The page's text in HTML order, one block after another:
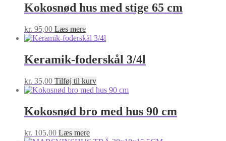
Kokosnød hus med stige 65 cm
kr. 95,00 Læs mere
Keramik-foderskål 3/4l
kr. 35,00 Tilføj til kurv
Kokosnød bro med hus 90 cm
kr. 105,00 Læs mere